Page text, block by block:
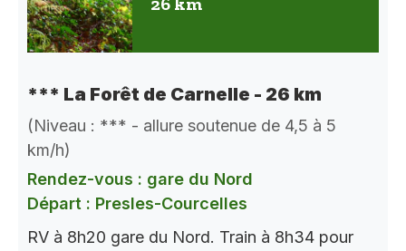
*** La Forêt de Carnelle - 26 km
(Niveau : *** - allure soutenue de 4,5 à 5
km/h)
Rendez-vous : gare du Nord
Départ : Presles-Courcelles
RV à 8h20 gare du Nord. Train à 8h34 pour